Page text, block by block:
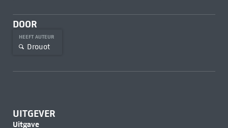
DOOR
HEEFT AUTEUR
Drouot
UITGEVER
Uitgave